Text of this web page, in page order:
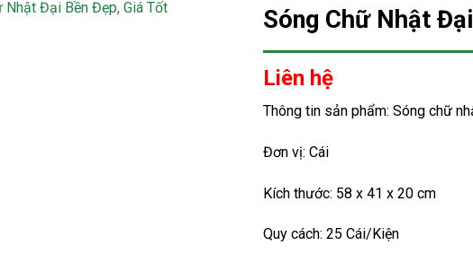
Sóng Chữ Nhật Đại
Liên hệ
Thông tin sản phẩm: Sóng chữ
Đơn vị: Cái
Kích thước: 58 x 41 x 20 cm
Quy cách: 25 Cái/Kiện